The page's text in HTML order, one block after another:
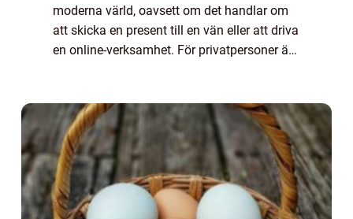
moderna värld, oavsett om det handlar om
att skicka en present till en vän eller att driva
en online-verksamhet. För privatpersoner är